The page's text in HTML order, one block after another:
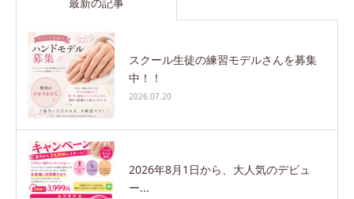
スクール生徒の練習モデルさんを募集
中！！
2026.07.20
2026年8月1日から、大人気のデビュ
ー...